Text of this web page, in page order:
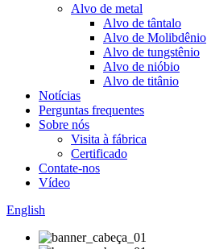
Alvo de metal
Alvo de tântalo
Alvo de Molibdênio
Alvo de tungstênio
Alvo de nióbio
Alvo de titânio
Notícias
Perguntas frequentes
Sobre nós
Visita à fábrica
Certificado
Contate-nos
Vídeo
English